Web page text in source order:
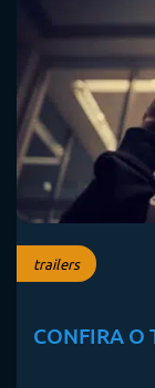
trailers
CONFIRA O